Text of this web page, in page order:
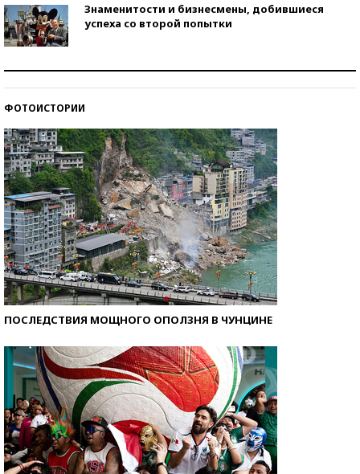
Знаменитости и бизнесмены, добившиеся
успеха со второй попытки
ФОТОИСТОРИИ
ПОСЛЕДСТВИЯ МОЩНОГО ОПОЛЗНЯ В ЧУНЦИНЕ